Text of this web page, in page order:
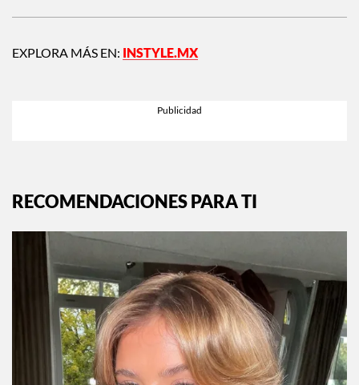
EXPLORA MÁS EN: INSTYLE.MX
RECOMENDACIONES PARA TI